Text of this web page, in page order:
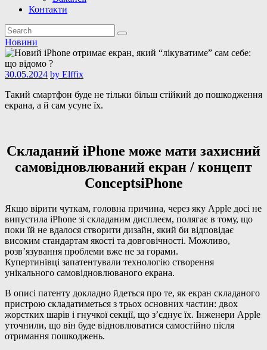
Контакти
Новини
30.05.2024 by Elffix
Такий смартфон буде не тільки більш стійкий до пошкодження
екрана, а й сам усуне їх.
Складаний iPhone може мати захисний
самовідновлюваний екран / концепт
ConceptsiPhone
Якщо вірити чуткам, головна причина, через яку Apple досі не
випустила iPhone зі складаним дисплеєм, полягає в тому, що
поки їй не вдалося створити дизайн, який би відповідає
високим стандартам якості та довговічності. Можливо,
розв’язування проблеми вже не за горами.
Купертинівці запатентували технологію створення
унікального самовідновлюваного екрана.
В описі патенту докладно йдеться про те, як екран складаного
пристрою складатиметься з трьох основних частин: двох
жорстких шарів і гнучкої секції, що з’єднує їх. Інженери Apple
уточнили, що він буде відновлюватися самостійно після
отримання пошкоджень.